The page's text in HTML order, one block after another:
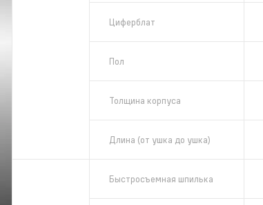
Циферблат
Пол
Толщина корпуса
Длина (от ушка до ушка)
Быстросъемная шпилька